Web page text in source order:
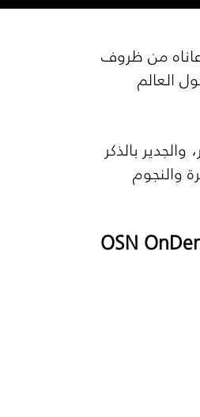
لما عاناه من ظروف
العالم
بالذكر
الكبيرة والنجوم
OSN